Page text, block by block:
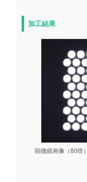
加工結果
顕微鏡画像（80倍）